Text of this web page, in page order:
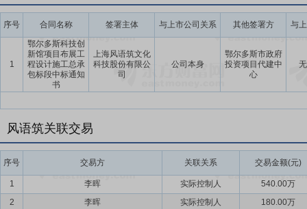
用为6,508.10万元,软件投资费用为690.86万元,基本预铺费为497.95万
资费用为9,505.75万元,人员费用为3,240.00万元,研究开发费用为
要点17：股利分配
公司上市后将在足额计提法定公积金、任意公积
以现金方式累计分配的利润不少于最近三年实现的年均可分配利润的
要点18：稳定股价措施
公司首次公开发行股票并上市后三年内,如公
持股份、公司全体董事(独立董事除外)和高级管理人员增持公司股票
序号 合同名称 签署主体 与上市公司关系 其他签署方 与
1
鄂尔多斯科技创
新馆项目布展工
程设计施工总承
包标段中标通知
书
上海风语筑文化
科技股份有限公
司
公司本身
鄂尔多斯市政府
投资项目代建中
心
风语筑关联交易
序号 交易方 关联关系 交易金额(元)
1 李晖 实际控制人
540.00万
2
李晖 实际控制人 180.00万